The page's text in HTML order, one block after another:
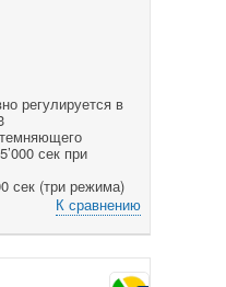
регулируется в
сек при
сек (три режима)
К сравнению